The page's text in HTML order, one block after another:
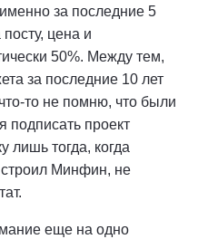
за последние 5
цена и
50%. Между тем,
за последние 10 лет
то не помню, что были
подписать проект
лишь тогда, когда
строил Минфин, не
еще на одно